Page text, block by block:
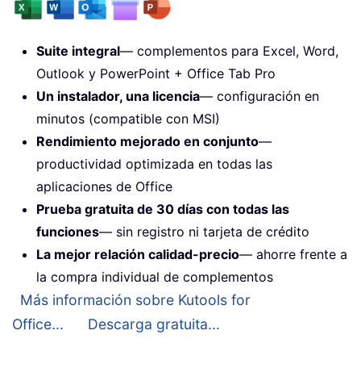
Suite integral— complementos para Excel, Word,
Outlook y PowerPoint + Office Tab Pro
Un instalador, una licencia— configuración en
minutos (compatible con MSI)
Rendimiento mejorado en conjunto—
productividad optimizada en todas las
aplicaciones de Office
Prueba gratuita de 30 días con todas las
funciones— sin registro ni tarjeta de crédito
La mejor relación calidad-precio— ahorre frente a
la compra individual de complementos
Más información sobre Kutools for
Office...
Descarga gratuita...